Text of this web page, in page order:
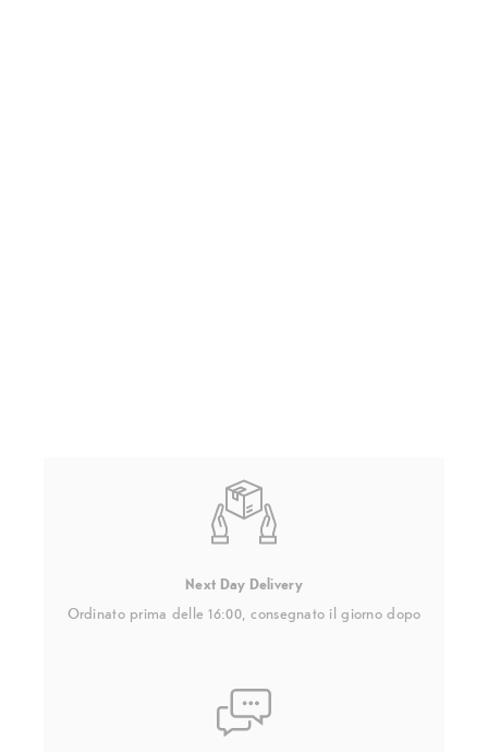
Next Day Delivery
Ordinato prima delle 16:00, consegnato il giorno dopo